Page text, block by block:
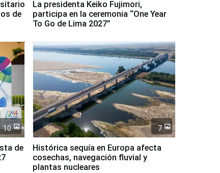
de
La presidenta Keiko Fujimori,
participa en la ceremonia “One Year
To Go de Lima 2027”
10
de
7
Histórica sequía en Europa afecta
cosechas, navegación fluvial y
plantas nucleares